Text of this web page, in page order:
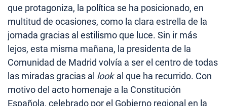
que protagoniza, la política se ha posicionado, en
multitud de ocasiones, como la clara estrella de la
jornada gracias al estilismo que luce. Sin ir más
lejos, esta misma mañana, la presidenta de la
Comunidad de Madrid volvía a ser el centro de todas
las miradas gracias al lookal que ha recurrido. Con
motivo del acto homenaje a la Constitución
Española, celebrado por el Gobierno regional en la